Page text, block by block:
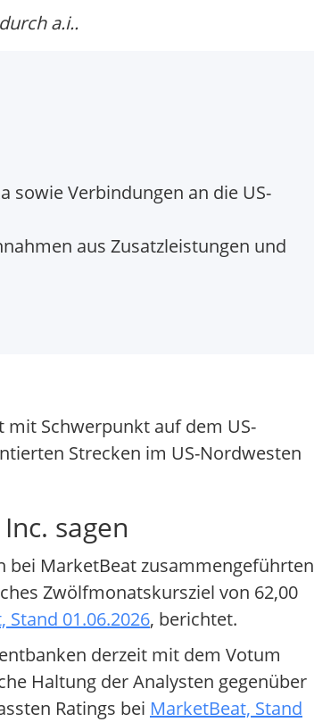
a.i..
sowie Verbindungen an die US-
aus Zusatzleistungen und
mit Schwerpunkt auf dem US-
Strecken im US-Nordwesten
sagen
bei MarketBeat zusammengeführten
Zwölfmonatskursziel von 62,00
Stand 01.06.2026, berichtet.
derzeit mit dem Votum
Haltung der Analysten gegenüber
Ratings bei MarketBeat, Stand